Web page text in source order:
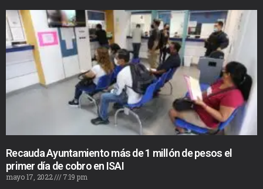
Recauda Ayuntamiento más de 1 millón de pesos el
primer día de cobro en ISAI
mayo 17, 2022
7:19 pm